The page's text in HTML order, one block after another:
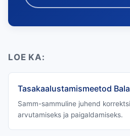
LOE KA:
Tasakaalustamismeetod
Samm-sammuline juhend
arvutamiseks ja paigaldamiseks.